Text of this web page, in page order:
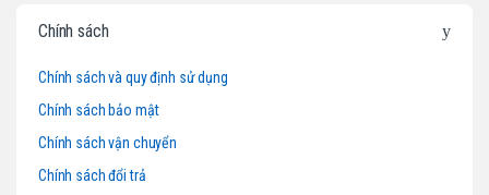
Chính sách
Chính sách và quy định sử dụng
Chính sách bảo mật
Chính sách vận chuyển
Chính sách đổi trả